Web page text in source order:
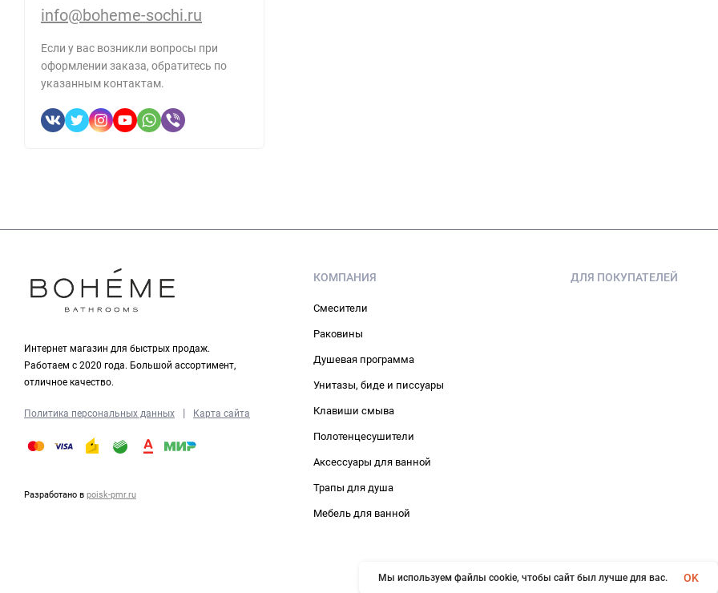
info@boheme-sochi.ru
Если у вас возникли вопросы при
оформлении заказа, обратитесь по
указанным контактам.
Интернет магазин для быстрых продаж.
Работаем с 2020 года. Большой ассортимент,
отличное качество.
Политика персональных данных | Карта сайта
Разработано в poisk-pmr.ru
КОМПАНИЯ
Смесители
Раковины
Душевая программа
Унитазы, биде и писсуары
Клавиши смыва
Полотенцесушители
Аксессуары для ванной
Трапы для душа
Мебель для ванной
ДЛЯ ПОКУПАТЕЛЕЙ
Мы используем файлы cookie, чтобы сайт был лучше для вас. OK